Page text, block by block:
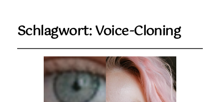
Schlagwort:Voice-Cloning